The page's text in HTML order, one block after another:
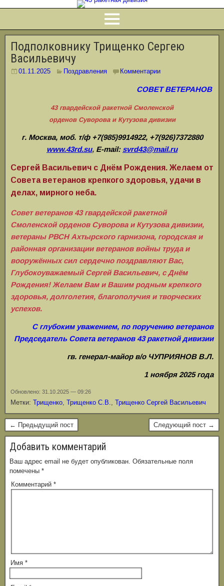
Подполковнику Трищенко Сергею
Васильевичу
01.11.2025 Поздравления Комментарии
СОВЕТ ВЕТЕРАНОВ
43 гвардейской ракетной Смоленской
орденов Суворова и Кутузова дивизии
г. Москва, моб. т/ф +7(985)9914922, +7(926)7372880
www.43rd.su, E-mail: svrd43@mail.ru
Сергей Васильевич с Днём Рождения. Желаем от
Совета ветеранов крепкого здоровья, удачи в
делах, мирного неба.
Совет ветеранов 43 гвардейской ракетной
Смоленской орденов Суворова и Кутузова дивизии,
ветераны РВСН Ахтырского гарнизона, городская и
районная организации ветеранов войны труда и
вооружённых сил сердечно поздравляют Вас,
Глубокоуважаемый Сергей Васильевич, с Днём
Рождения! Желаем Вам и Вашим родным крепкого
здоровья, долголетия, благополучия и творческих
успехов.
С глубоким уважением, по поручению ветеранов
Председатель Совета ветеранов 43 ракетной дивизии
гв. генерал-майор в/оЧУПРИЯНОВ В.Л.
1 ноября 2025 года
Обновлено: 31.10.2025 — 09:26
Метки: Трищенко, Трищенко С.В., Трищенко Сергей Васильевич
← Предыдущий пост Следующий пост →
Добавить комментарий
Ваш адрес email не будет опубликован. Обязательные поля
помечены *
Комментарий *
Имя *